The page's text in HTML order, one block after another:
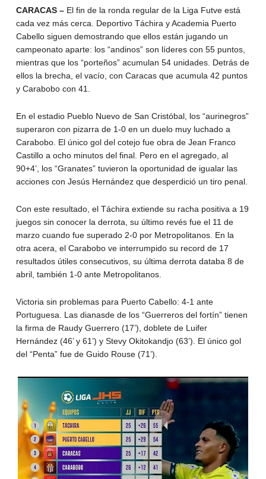
CARACAS – El fin de la ronda regular de la Liga Futve está
cada vez más cerca. Deportivo Táchira y Academia Puerto
Cabello siguen demostrando que ellos están jugando un
campeonato aparte: los “andinos” son líderes con 55 puntos,
mientras que los “porteños” acumulan 54 unidades. Detrás de
ellos la brecha, el vacío, con Caracas que acumula 42 puntos
y Carabobo con 41.
En el estadio Pueblo Nuevo de San Cristóbal, los “aurinegros”
superaron con pizarra de 1-0 en un duelo muy luchado a
Carabobo. El único gol del cotejo fue obra de Jean Franco
Castillo a ocho minutos del final. Pero en el agregado, al
90+4’, los “Granates” tuvieron la oportunidad de igualar las
acciones con Jesús Hernández que desperdició un tiro penal.
Con este resultado, el Táchira extiende su racha positiva a 19
juegos sin conocer la derrota, su último revés fue el 11 de
marzo cuando fue superado 2-0 por Metropolitanos. En la
otra acera, el Carabobo ve interrumpido su record de 17
resultados útiles consecutivos, su última derrota databa 8 de
abril, también 1-0 ante Metropolitanos.
Victoria sin problemas para Puerto Cabello: 4-1 ante
Portuguesa. Las dianasde de los “Guerreros del fortín” tienen
la firma de Raudy Guerrero (17’), doblete de Luifer
Hernández (46’ y 61’) y Stevy Okitokandjo (63’). El único gol
del “Penta” fue de Guido Rouse (71’).